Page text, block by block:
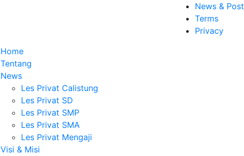
News & Post
Terms
Privacy
Home
Tentang
News
Les Privat Calistung
Les Privat SD
Les Privat SMP
Les Privat SMA
Les Privat Mengaji
Visi & Misi